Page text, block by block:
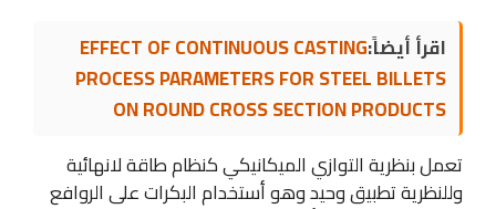
اقرأ أيضاً:EFFECT OF CONTINUOUS CASTING
PROCESS PARAMETERS FOR STEEL BILLETS
ON ROUND CROSS SECTION PRODUCTS
تعمل بنظرية التوازي الميكانيكي كنظام طاقة لانهائية
وللنظرية تطبيق وحيد وهو أستخدام البكرات على الروافع